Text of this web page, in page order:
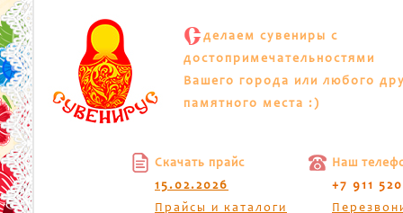
С делаем сувениры с
достопримечательностями
Вашего города или любого
памятного места :)
Скачать прайс
15.02.2026
Прайсы и каталоги
Наш
+7 911